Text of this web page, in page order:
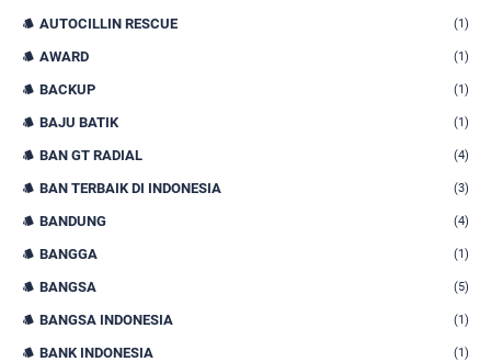
AUTOCILLIN RESCUE (1)
AWARD (1)
BACKUP (1)
BAJU BATIK (1)
BAN GT RADIAL (4)
BAN TERBAIK DI INDONESIA (3)
BANDUNG (4)
BANGGA (1)
BANGSA (5)
BANGSA INDONESIA (1)
BANK INDONESIA (1)